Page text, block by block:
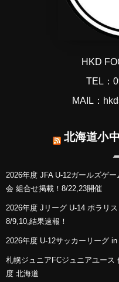
HKD
TEL：
MAIL：
北海道小
2026年度 JFA U-12ガールズゲ
会 組合せ掲載！8/22,23開催
2026年度 Jリーグ U-14 ポラリ
8/9,10,結果速報！
2026年度 U-12サッカーリーグ
札幌ジュニアFCジュニアユース
度 北海道